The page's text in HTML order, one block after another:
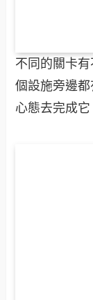
不同的關卡
個設施旁邊
心態去完成它